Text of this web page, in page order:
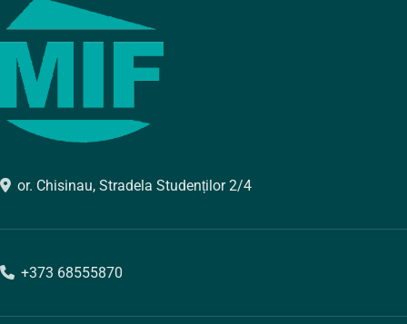
or. Chisinau, Stradela Studenților 2/4
+373 68555870